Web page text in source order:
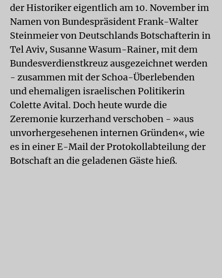
der Historiker eigentlich am 10. November im
Namen von Bundespräsident Frank-Walter
Steinmeier von Deutschlands Botschafterin in
Tel Aviv, Susanne Wasum-Rainer, mit dem
Bundesverdienstkreuz ausgezeichnet werden
- zusammen mit der Schoa-Überlebenden
und ehemaligen israelischen Politikerin
Colette Avital. Doch heute wurde die
Zeremonie kurzerhand verschoben - »aus
unvorhergesehenen internen Gründen«, wie
es in einer E-Mail der Protokollabteilung der
Botschaft an die geladenen Gäste hieß.